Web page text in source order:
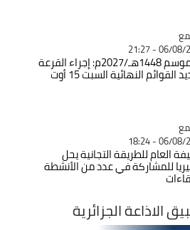
06/08/
حج موسم 1448هـ/2027م: إجراء القرعة
القوائم النهائية السبت 15 أوت
06/08/
العام للطريقة التجانية يحل
للمشاركة في عدد من الأنشطة
الجزائرية